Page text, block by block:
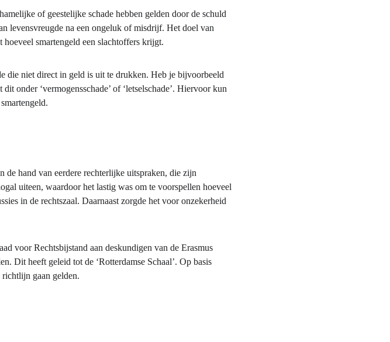
of geestelijke schade hebben gelden door de schuld
levensvreugde na een ongeluk of misdrijf. Het doel van
hoeveel smartengeld een slachtoffers krijgt.
die niet direct in geld is uit te drukken. Heb je bijvoorbeeld
onder ‘vermogensschade’ of ‘letselschade’. Hiervoor kun
de hand van eerdere rechterlijke uitspraken, die zijn
uiteen, waardoor het lastig was om te voorspellen hoeveel
in de rechtszaal. Daarnaast zorgde het voor onzekerheid
voor Rechtsbijstand aan deskundigen van de Erasmus
Dit heeft geleid tot de ‘Rotterdamse Schaal’. Op basis
gaan gelden.